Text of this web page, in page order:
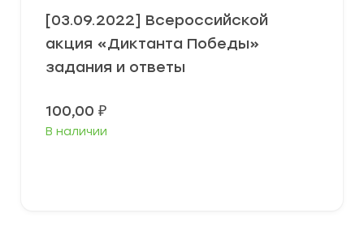
[03.09.2022] Всероссийской
акция «Диктанта Победы»
задания и ответы
100,00 ₽
В наличии